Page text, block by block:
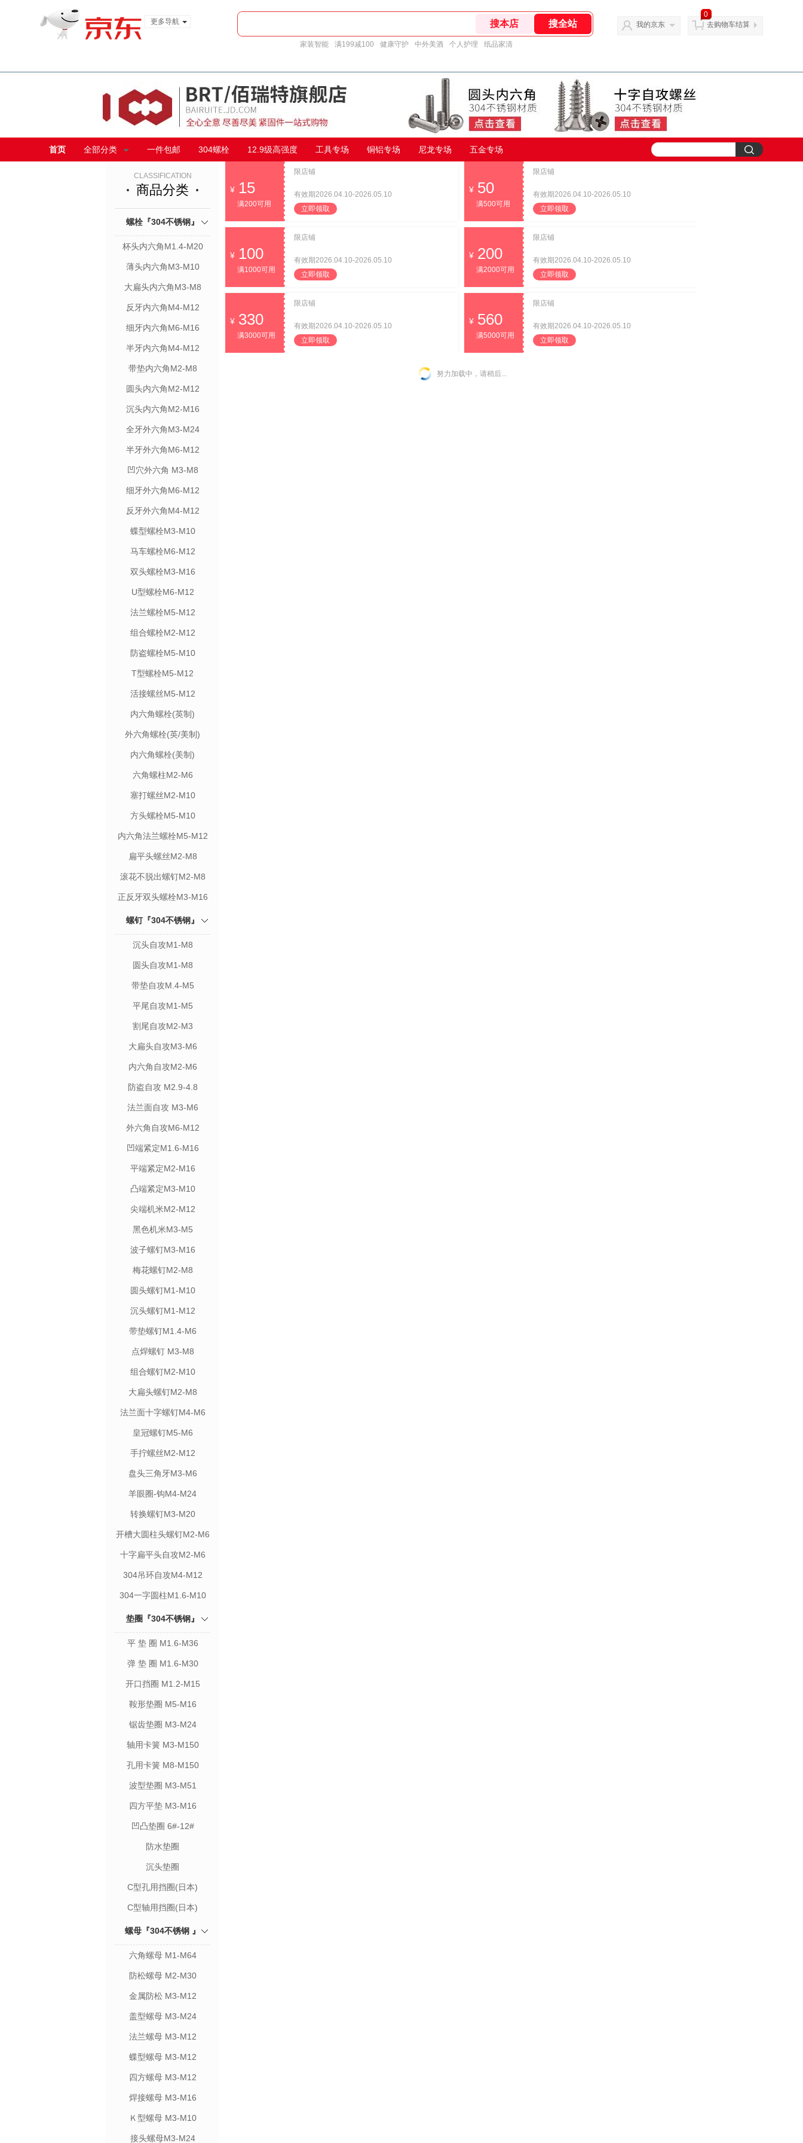
更多导航
家装智能 满199减100 健康守护 中外美酒 个人护理 纸品家清
我的京东
0
去购物车结算
首页 全部分类 一件包邮 304螺栓 12.9级高强度 工具专场 铜铝专场 尼龙专场 五金专场
CLASSIFICATION
商品分类
螺栓『304不锈钢』
杯头内六角M1.4-M20
薄头内六角M3-M10
大扁头内六角M3-M8
反牙内六角M4-M12
细牙内六角M6-M16
半牙内六角M4-M12
带垫内六角M2-M8
圆头内六角M2-M12
沉头内六角M2-M16
全牙外六角M3-M24
半牙外六角M6-M12
凹穴外六角 M3-M8
细牙外六角M6-M12
反牙外六角M4-M12
蝶型螺栓M3-M10
马车螺栓M6-M12
双头螺栓M3-M16
U型螺栓M6-M12
法兰螺栓M5-M12
组合螺栓M2-M12
防盗螺栓M5-M10
T型螺栓M5-M12
活接螺丝M5-M12
内六角螺栓(英制)
外六角螺栓(英/美制)
内六角螺栓(美制)
六角螺柱M2-M6
塞打螺丝M2-M10
方头螺栓M5-M10
内六角法兰螺栓M5-M12
扁平头螺丝M2-M8
滚花不脱出螺钉M2-M8
正反牙双头螺栓M3-M16
螺钉『304不锈钢』
沉头自攻M1-M8
圆头自攻M1-M8
带垫自攻M.4-M5
平尾自攻M1-M5
割尾自攻M2-M3
大扁头自攻M3-M6
内六角自攻M2-M6
防盗自攻 M2.9-4.8
法兰面自攻 M3-M6
外六角自攻M6-M12
凹端紧定M1.6-M16
平端紧定M2-M16
凸端紧定M3-M10
尖端机米M2-M12
黑色机米M3-M5
波子螺钉M3-M16
梅花螺钉M2-M8
圆头螺钉M1-M10
沉头螺钉M1-M12
带垫螺钉M1.4-M6
点焊螺钉 M3-M8
组合螺钉M2-M10
大扁头螺钉M2-M8
法兰面十字螺钉M4-M6
皇冠螺钉M5-M6
手拧螺丝M2-M12
盘头三角牙M3-M6
羊眼圈-钩M4-M24
转换螺钉M3-M20
开槽大圆柱头螺钉M2-M6
十字扁平头自攻M2-M6
304吊环自攻M4-M12
304一字圆柱M1.6-M10
垫圈『304不锈钢』
平 垫 圈 M1.6-M36
弹 垫 圈 M1.6-M30
开口挡圈 M1.2-M15
鞍形垫圈 M5-M16
锯齿垫圈 M3-M24
轴用卡簧 M3-M150
孔用卡簧 M8-M150
波型垫圈 M3-M51
四方平垫 M3-M16
凹凸垫圈 6#-12#
防水垫圈
沉头垫圈
C型孔用挡圈(日本)
C型轴用挡圈(日本)
螺母『304不锈钢 』
六角螺母 M1-M64
防松螺母 M2-M30
金属防松 M3-M12
盖型螺母 M3-M24
法兰螺母 M3-M12
蝶型螺母 M3-M12
四方螺母 M3-M12
焊接螺母 M3-M16
Ｋ型螺母 M3-M10
接头螺母M3-M24
15
满200可用
限店铺
有效期2026.04.10-2026.05.10
立即领取
50
满500可用
限店铺
有效期2026.04.10-2026.05.10
立即领取
100
满1000可用
限店铺
有效期2026.04.10-2026.05.10
立即领取
200
满2000可用
限店铺
有效期2026.04.10-2026.05.10
立即领取
330
满3000可用
限店铺
有效期2026.04.10-2026.05.10
立即领取
560
满5000可用
限店铺
有效期2026.04.10-2026.05.10
立即领取
努力加载中，请稍后...